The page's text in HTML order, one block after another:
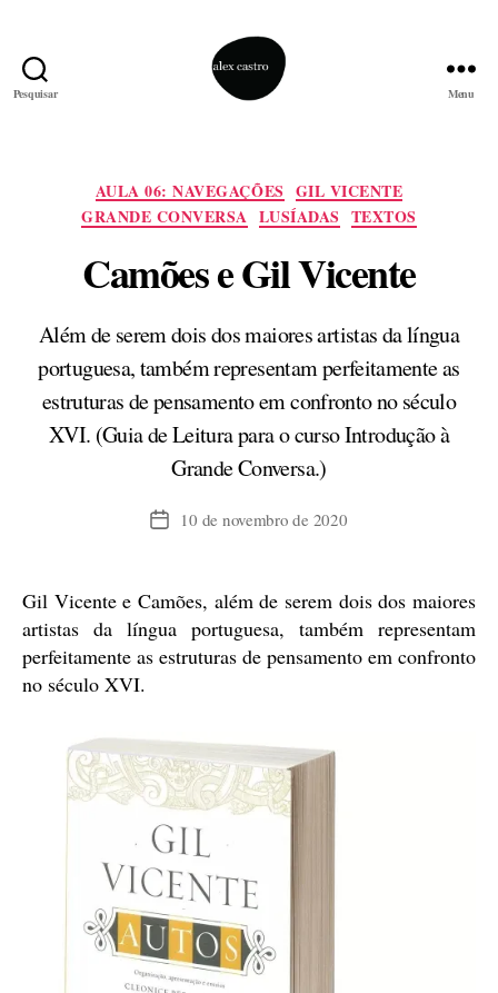
Pesquisar Menu
Categorias
AULA 06: NAVEGAÇÕES GIL VICENTE
GRANDE CONVERSA LUSÍADAS TEXTOS
Camões e Gil Vicente
Além de serem dois dos maiores artistas da língua
portuguesa, também representam perfeitamente as
estruturas de pensamento em confronto no século
XVI. (Guia de Leitura para o curso Introdução à
Grande Conversa.)
Data10 de novembro de 2020
Gil Vicente e Camões, além de serem dois dos maiores
artistas da língua portuguesa, também representam
perfeitamente as estruturas de pensamento em confronto
no século XVI.